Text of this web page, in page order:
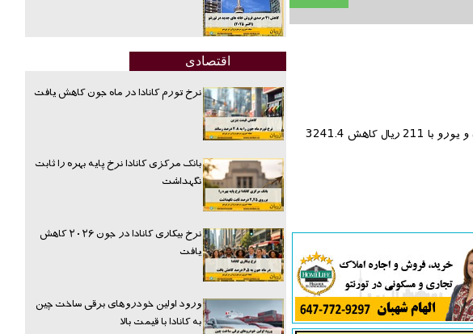
به گزارش اقتصاد آنلاین به نقل از فارس، بر این اساس دلار با 10 ریال افزایش 3015.9 تومان، پوند با 163 ریال کاهش 4422.5 تومان و یورو با 211 ریال کاهش 3241.4
اقتصادی
نرخ تورم کانادا در ماه جون کاهش یافت
بانک مرکزی کانادا نرخ پایه بهره را ثابت
نگهداشت
نرخ بیکاری کانادا در جون ۲۰۲۶ کاهش
یافت
ورود اولین خودروهای برقی ساخت چین
به کانادا با قیمت بالا